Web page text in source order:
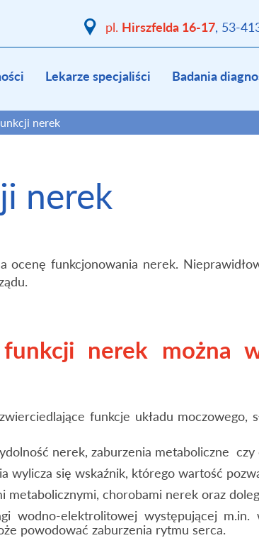
pl. Hirszfelda 16-17, 53-
Lekarze specjaliści Badania
nerek
nerek
funkcjonowania nerek.
nerek można
funkcje układu
nerek, zaburzenia metaboliczne
wylicza się wskaźnik, którego wartość
metabolicznymi, chorobami nerek oraz
wodno-elektrolitowej występującej
powodować zaburzenia rytmu serca.